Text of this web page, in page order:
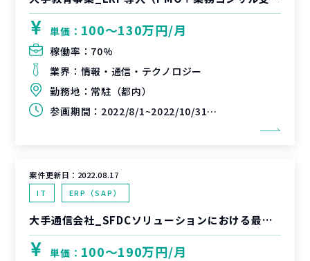
単価： 100〜130万円/月
稼働率： 70%
業界： 情報・通信・テクノロジー
勤務地： 常駐（都内）
参画期間： 2022/8/1~2022/10/31（延長可能性あり）
案件更新日： 2022.08.17
IT
ERP（SAP）
大手通信会社_SFDCソリューションにおける最上流コンサル支援
単価： 100〜190万円/月